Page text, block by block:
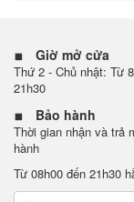
Giờ mở cửa
Thứ 2 - Chủ nhật: Từ
21h30
Bảo hành
Thời gian nhận và trả
hành
Từ 08h00 đến 21h30